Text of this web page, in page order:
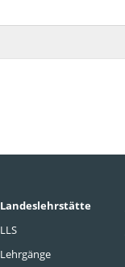
Landeslehrstätte
LLS
Lehrgänge